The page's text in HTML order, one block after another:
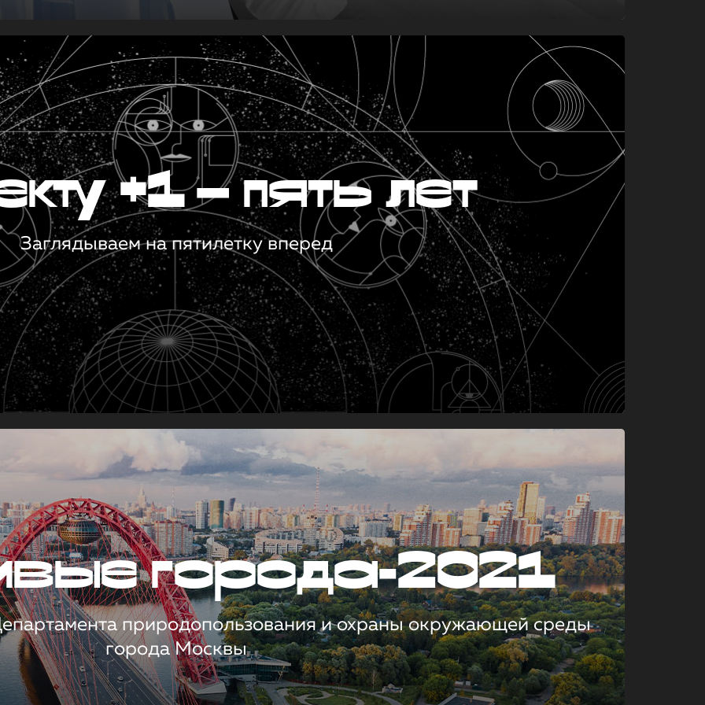
+1 — пять лет
Заглядываем на пятилетку вперед
города-2021
природопользования и охраны окружающей среды
города Москвы